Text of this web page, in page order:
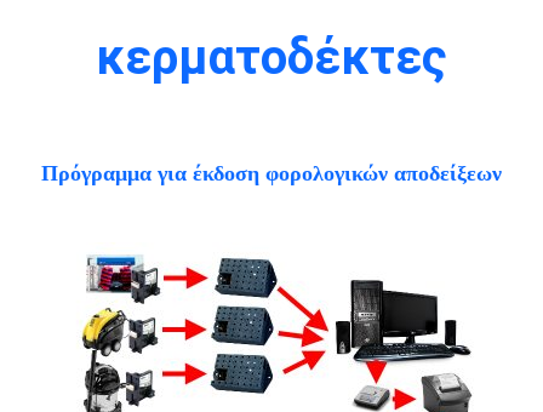
κερματοδέκτες
Πρόγραμμα για έκδοση φορολογικών αποδείξεων